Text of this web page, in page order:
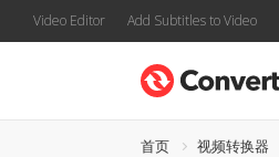
Video Editor Add Subtitles to Video
首页 视频转换器